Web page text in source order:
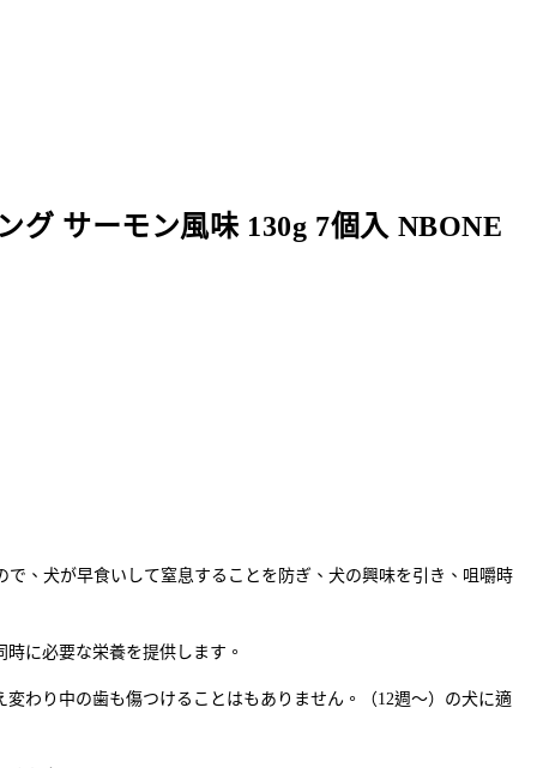
グ サーモン風味 130g 7個入 NBONE
、犬が早食いして窒息することを防ぎ、犬の興味を引き、咀嚼時
に必要な栄養を提供します。
わり中の歯も傷つけることはもありません。（12週～）の犬に適